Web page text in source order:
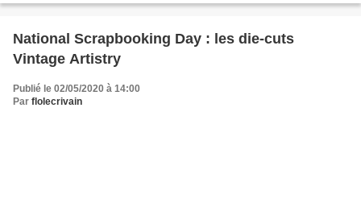
National Scrapbooking Day : les die-cuts
Vintage Artistry
Publié le 02/05/2020 à 14:00
Par flolecrivain